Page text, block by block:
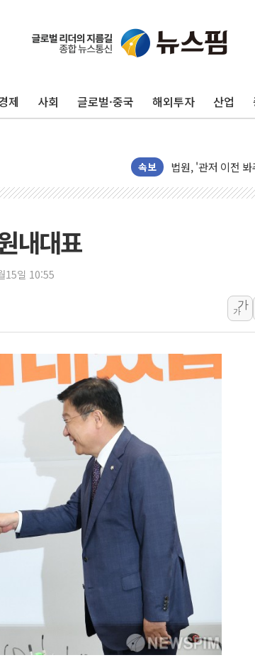
제 사회 글로벌·중국 해외투자 산업
속보
강원·전라권 폭염
빚투·레버리지
[2보] 북한, 원산서
종로·중구 오피스
성폭력 피해자 보
우크라, 러 탄도미
[종합] 특검, '양
개혁신당 "민주, '
CJ온스타일, 2분
AI 연산은 포항, 전
[속보] 북, 동해상으
한국투자증권, 국
李대통령 "청소
내대표
15일 10:55
가
가